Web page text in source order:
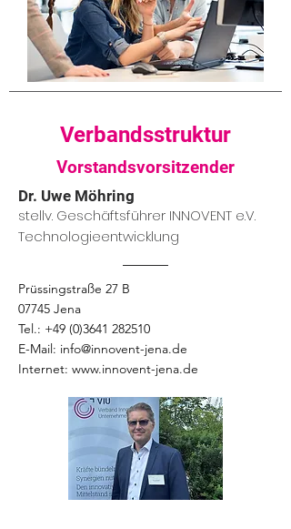
Verbandsstruktur
Vorstandsvorsitzender
Dr. Uwe Möhring
stellv. Geschäftsführer INNOVENT e.V.
Technologieentwicklung
Prüssingstraße 27 B
07745 Jena
Tel.: +49 (0)3641 282510
E-Mail: info@innovent-jena.de
Internet: www.innovent-jena.de